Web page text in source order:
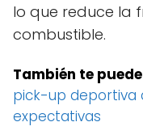
lo que reduce la
combustible.
También te
pick-up deportiva
expectativas